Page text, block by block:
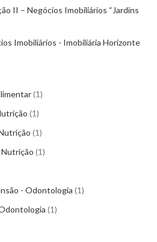
II – Negócios Imobiliários “Jardins
Imobiliários - Imobiliária Horizonte
1
1
1
1
- Odontologia 1
1